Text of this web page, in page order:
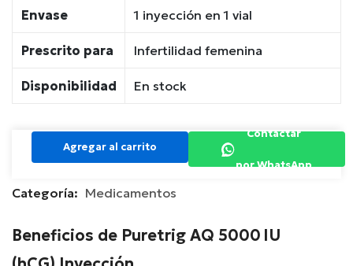
Envase 1 inyección en 1 vial
Prescrito para Infertilidad femenina
Disponibilidad En stock
Agregar al carrito
Contactar
por WhatsApp
Categoría: Medicamentos
Beneficios de Puretrig AQ 5000 IU